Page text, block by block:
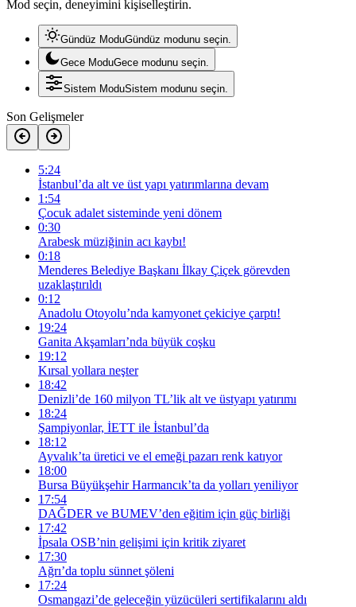
Mod seçin, deneyimini kişiselleştirin.
Gündüz ModuGündüz modunu seçin.
Gece ModuGece modunu seçin.
Sistem ModuSistem modunu seçin.
Son Gelişmeler
5:24
İstanbul’da alt ve üst yapı yatırımlarına devam
1:54
Çocuk adalet sisteminde yeni dönem
0:30
Arabesk müziğinin acı kaybı!
0:18
Menderes Belediye Başkanı İlkay Çiçek görevden
uzaklaştırıldı
0:12
Anadolu Otoyolu’nda kamyonet çekiciye çarptı!
19:24
Ganita Akşamları’nda büyük coşku
19:12
Kırsal yollara neşter
18:42
Denizli’de 160 milyon TL’lik alt ve üstyapı yatırımı
18:24
Şampiyonlar, İETT ile İstanbul’da
18:12
Ayvalık’ta üretici ve el emeği pazarı renk katıyor
18:00
Bursa Büyükşehir Harmancık’ta da yolları yeniliyor
17:54
DAĞDER ve BUMEV’den eğitim için güç birliği
17:42
İpsala OSB’nin gelişimi için kritik ziyaret
17:30
Ağrı’da toplu sünnet şöleni
17:24
Osmangazi’de geleceğin yüzücüleri sertifikalarını aldı